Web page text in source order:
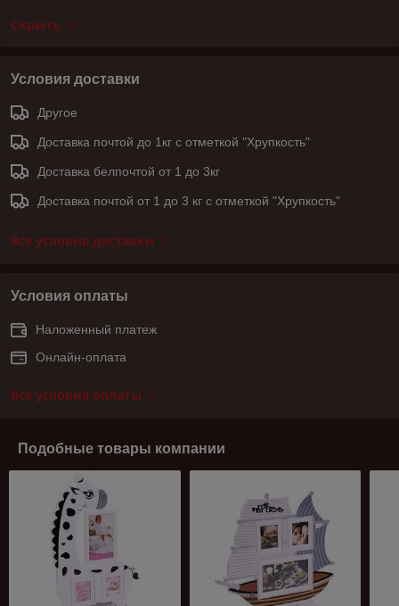
Скрыть
Условия доставки
Другое
Доставка почтой до 1кг с отметкой "Хрупкость"
Доставка белпочтой от 1 до 3кг
Доставка почтой от 1 до 3 кг с отметкой "Хрупкость"
Все условия доставки
Условия оплаты
Наложенный платеж
Онлайн-оплата
Все условия оплаты
Подобные товары компании